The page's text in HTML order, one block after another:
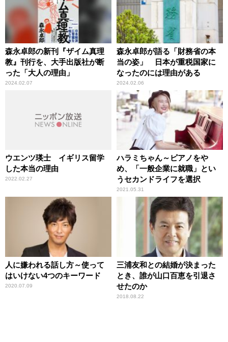
森永卓郎の新刊『ザイム真理
教』刊行を、大手出版社が断
った「大人の理由」
2024.02.07
森永卓郎が語る「財務省の本
当の姿」 日本が重税国家に
なったのには理由がある
2024.02.06
ウエンツ瑛士 イギリス留学
した本当の理由
2022.02.27
ハラミちゃん～ピアノをや
め、「一般企業に就職」とい
うセカンドライフを選択
2021.05.31
人に嫌われる話し方～使って
はいけない4つのキーワード
2020.07.09
三浦友和との結婚が決まった
とき、誰が山口百恵を引退さ
せたのか
2018.08.22